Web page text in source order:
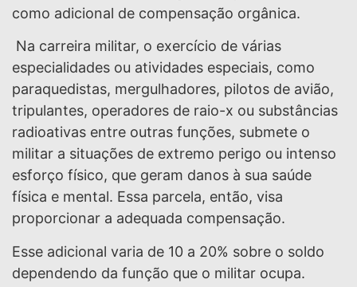
como adicional de compensação orgânica.
Na carreira militar, o exercício de várias
especialidades ou atividades especiais, como
paraquedistas, mergulhadores, pilotos de avião,
tripulantes, operadores de raio-x ou substâncias
radioativas entre outras funções, submete o
militar a situações de extremo perigo ou intenso
esforço físico, que geram danos à sua saúde
física e mental. Essa parcela, então, visa
proporcionar a adequada compensação.
Esse adicional varia de 10 a 20% sobre o soldo
dependendo da função que o militar ocupa.